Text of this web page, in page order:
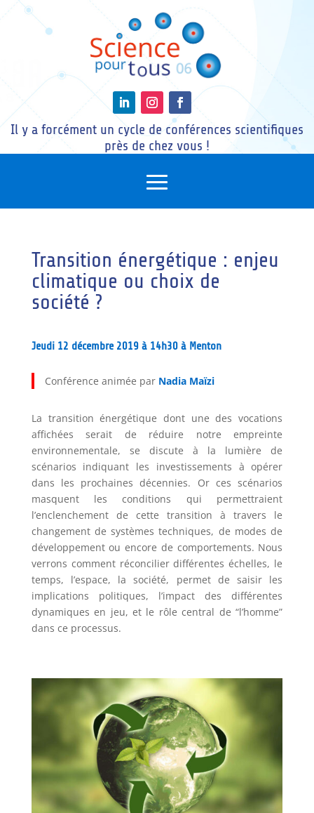
Il y a forcément un cycle de conférences scientifiques
près de chez vous !
Transition énergétique : enjeu
climatique ou choix de
société ?
Jeudi 12 décembre 2019 à 14h30 à Menton
Conférence animée parNadia Maïzi
La transition énergétique dont une des vocations
affichées serait de réduire notre empreinte
environnementale, se discute à la lumière de
scénarios indiquant les investissements à opérer
dans les prochaines décennies. Or ces scénarios
masquent les conditions qui permettraient
l’enclenchement de cette transition à travers le
changement de systèmes techniques, de modes de
développement ou encore de comportements. Nous
verrons comment réconcilier différentes échelles, le
temps, l’espace, la société, permet de saisir les
implications politiques, l’impact des différentes
dynamiques en jeu, et le rôle central de “l’homme”
dans ce processus.